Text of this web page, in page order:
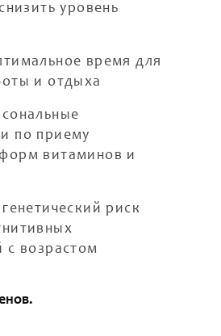
уровень
время для
и отдыха
по приему
витаминов и
риск
с возрастом